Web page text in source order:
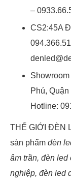
–
CS2:45A
Phú,
Hotline:
THẾ GIỚI ĐÈN
sản phẩm đèn
âm trần, đèn led
nghiệp, đèn led